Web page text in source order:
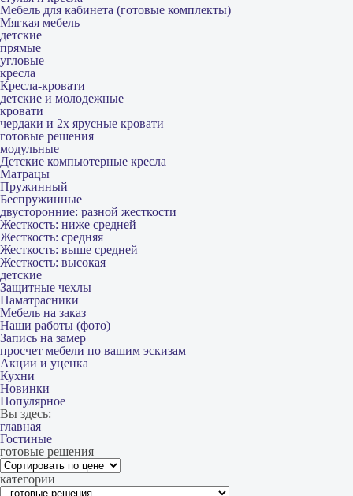
Мебель для кабинета (готовые комплекты)
Мягкая мебель
детские
прямые
угловые
кресла
Кресла-кровати
детские и молодежные
кровати
чердаки и 2х ярусные кровати
готовые решения
модульные
Детские компьютерные кресла
Матрацы
Пружинный
Беспружинные
двусторонние: разной жесткости
Жесткость: ниже средней
Жесткость: средняя
Жесткость: выше средней
Жесткость: высокая
детские
Защитные чехлы
Наматрасники
Мебель на заказ
Наши работы (фото)
Запись на замер
просчет мебели по вашим эскизам
Акции и уценка
Кухни
Новинки
Популярное
Вы здесь:
главная
Гостиные
готовые решения
категории